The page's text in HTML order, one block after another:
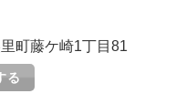
町藤ケ崎1丁目81
る